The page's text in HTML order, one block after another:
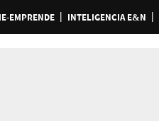
EMPRENDE INTELIGENCIA E&N